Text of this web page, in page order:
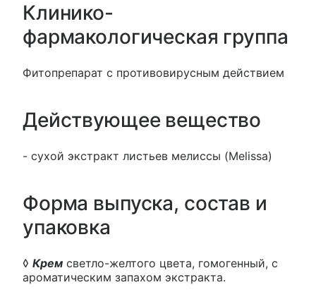
Клинико-
фармакологическая группа
Фитопрепарат с противовирусным действием
Действующее вещество
- сухой экстракт листьев мелиссы (Melissa)
Форма выпуска, состав и
упаковка
◊ Крем светло-желтого цвета, гомогенный, с
ароматическим запахом экстракта.